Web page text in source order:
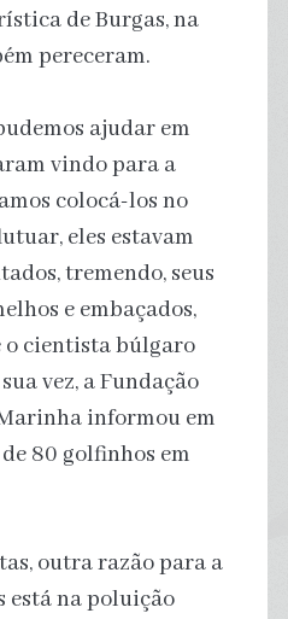
de Burgas, na
pereceram.
ajudar em
vindo para a
colocá-los no
eles estavam
tremendo, seus
e embaçados,
o cientista búlgaro
vez, a Fundação
informou em
80 golfinhos em
outra razão para a
está na poluição